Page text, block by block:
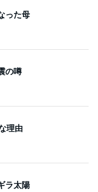
った母
の噂
理由
ラ太陽